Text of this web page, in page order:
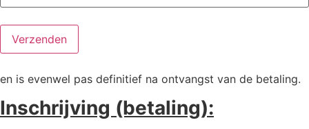
en is evenwel pas definitief na ontvangst van de betaling.
Inschrijving (betaling):